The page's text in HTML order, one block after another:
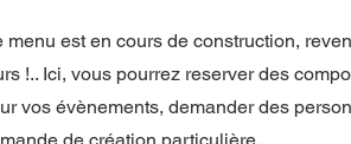
menu est en cours de construction,
!.. Ici, vous pourrez reserver des
vos évènements, demander des